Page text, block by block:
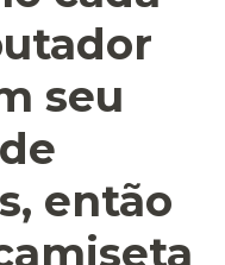
seu
então